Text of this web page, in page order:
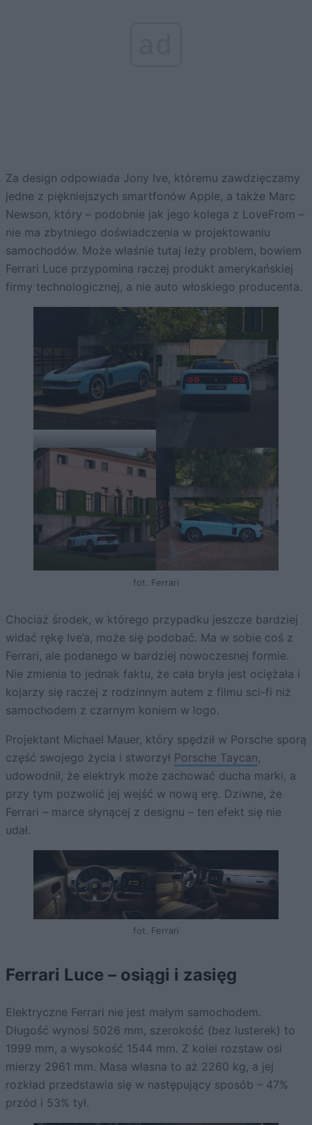
Za design odpowiada Jony Ive, któremu zawdzięczamy
jedne z piękniejszych smartfonów Apple, a także Marc
Newson, który – podobnie jak jego kolega z LoveFrom –
nie ma zbytniego doświadczenia w projektowaniu
samochodów. Może właśnie tutaj leży problem, bowiem
Ferrari Luce przypomina raczej produkt amerykańskiej
firmy technologicznej, a nie auto włoskiego producenta.
fot. Ferrari
Chociaż środek, w którego przypadku jeszcze bardziej
widać rękę Ive’a, może się podobać. Ma w sobie coś z
Ferrari, ale podanego w bardziej nowoczesnej formie.
Nie zmienia to jednak faktu, że cała bryła jest ociężała i
kojarzy się raczej z rodzinnym autem z filmu sci-fi niż
samochodem z czarnym koniem w logo.
Projektant Michael Mauer, który spędził w Porsche sporą
część swojego życia i stworzył Porsche Taycan,
udowodnił, że elektryk może zachować ducha marki, a
przy tym pozwolić jej wejść w nową erę. Dziwne, że
Ferrari – marce słynącej z designu – ten efekt się nie
udał.
fot. Ferrari
Ferrari Luce – osiągi i zasięg
Elektryczne Ferrari nie jest małym samochodem.
Długość wynosi 5026 mm, szerokość (bez lusterek) to
1999 mm, a wysokość 1544 mm. Z kolei rozstaw osi
mierzy 2961 mm. Masa własna to aż 2260 kg, a jej
rozkład przedstawia się w następujący sposób – 47%
przód i 53% tył.